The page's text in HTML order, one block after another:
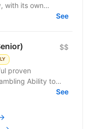
with its own
in online...
See
$$
proven
Ability to
Budgets
See